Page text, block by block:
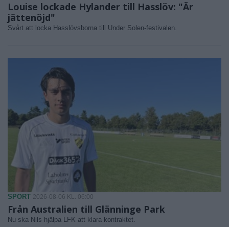
Louise lockade Hylander till Hasslöv: "Är
jättenöjd"
Svårt att locka Hasslövsborna till Under Solen-festivalen.
SPORT 2026-08-06 KL. 06:00
Från Australien till Glänninge Park
Nu ska Nils hjälpa LFK att klara kontraktet.